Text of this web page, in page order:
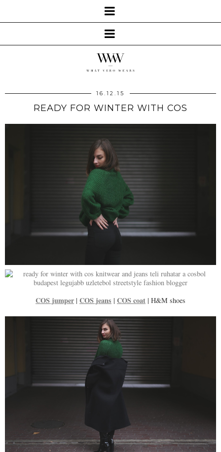
16.12.15
READY FOR WINTER WITH COS
COS jumper | COS jeans | COS coat | H&M shoes